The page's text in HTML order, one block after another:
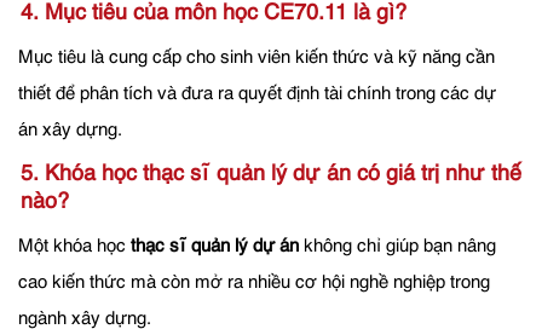
4. Mục tiêu của môn học CE70.11 là gì?
Mục tiêu là cung cấp cho sinh viên kiến thức và kỹ năng cần
thiết để phân tích và đưa ra quyết định tài chính trong các dự
án xây dựng.
5. Khóa học thạc sĩ quản lý dự án có giá trị như thế
nào?
Một khóa học thạc sĩ quản lý dự án không chỉ giúp bạn nâng
cao kiến thức mà còn mở ra nhiều cơ hội nghề nghiệp trong
ngành xây dựng.